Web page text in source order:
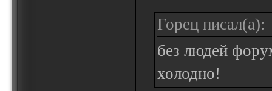
Горец писал(а):
без людей
холодно!